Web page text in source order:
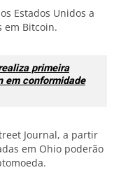
Estados Unidos a
em Bitcoin.
primeira
em conformidade
Journal, a partir
em Ohio poderão